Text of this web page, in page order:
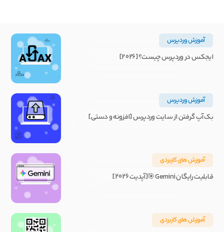
آموزش وردپرس
ایجکس در وردپرس چیست؟ [2026]
آموزش وردپرس
بک آپ گرفتن از سایت وردپرس [افزونه و دستی]
آموزش های کاربردی
قابلیت رایگان Gemini 🎯[آپدیت 2026]
آموزش های کاربردی